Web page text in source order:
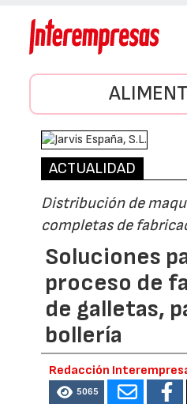
ACTUALIDAD
Distribución de
completas de
Soluciones
proceso de
de galletas,
bollería
Redacción
5065